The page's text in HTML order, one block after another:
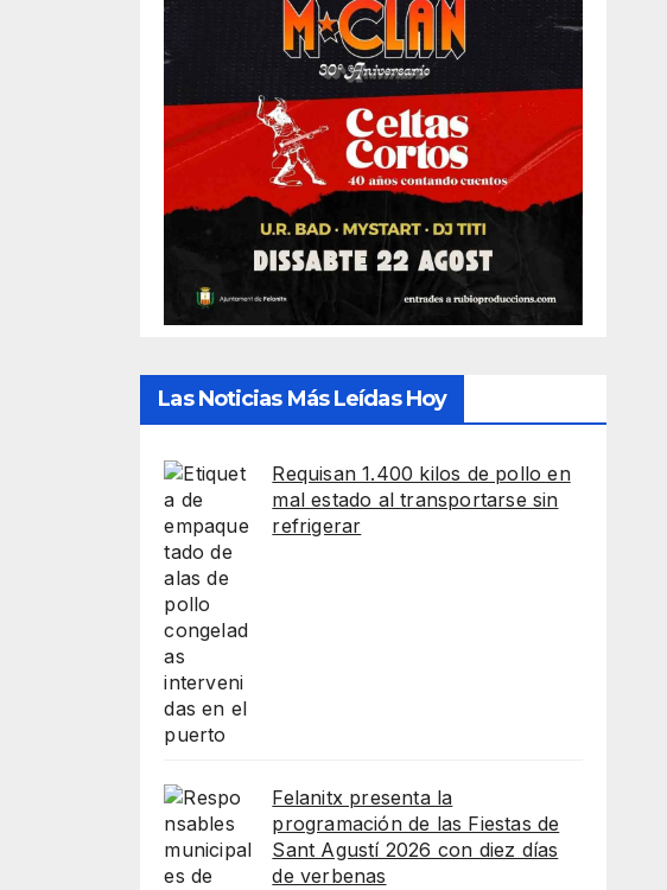
Las Noticias Más Leídas Hoy
Requisan 1.400 kilos de pollo en
mal estado al transportarse sin
refrigerar
Felanitx presenta la
programación de las Fiestas de
Sant Agustí 2026 con diez días
de verbenas